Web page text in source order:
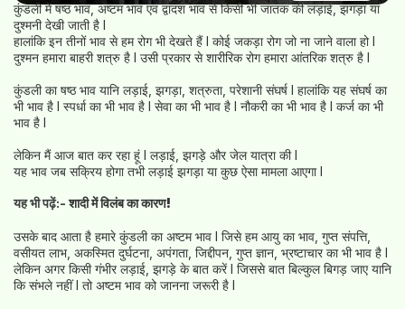
कुंडली में षष्ठ भाव, अष्टम भाव एवं द्वादश भाव से किसी भी जातक की लड़ाई, झगड़ा या
दुश्मनी देखी जाती है l
हालांकि इन तीनों भाव से हम रोग भी देखते हैं l कोई जकड़ा रोग जो ना जाने वाला हो l
दुश्मन हमारा बाहरी शत्रु है l उसी प्रकार से शारीरिक रोग हमारा आंतरिक शत्रु है l
कुंडली का षष्ठ भाव यानि लड़ाई, झगड़ा, शत्रुता, परेशानी संघर्ष l हालांकि यह संघर्ष का
भी भाव है l स्पर्धा का भी भाव है l सेवा का भी भाव है l नौकरी का भी भाव है l कर्ज का भी
भाव है l
लेकिन मैं आज बात कर रहा हूं l लड़ाई, झगड़े और जेल यात्रा की l
यह भाव जब सक्रिय होगा तभी लड़ाई झगड़ा या कुछ ऐसा मामला आएगा l
यह भी पढ़ें:-शादी में विलंब का कारण!
उसके बाद आता है हमारे कुंडली का अष्टम भाव l जिसे हम आयु का भाव, गुप्त संपत्ति,
वसीयत लाभ, अकस्मित दुर्घटना, अपंगता, जिद्दीपन, गुप्त ज्ञान, भ्रष्टाचार का भी भाव है l
लेकिन अगर किसी गंभीर लड़ाई, झगड़े के बात करें l जिससे बात बिल्कुल बिगड़ जाए यानि
कि संभले नहीं l तो अष्टम भाव को जानना जरूरी है l